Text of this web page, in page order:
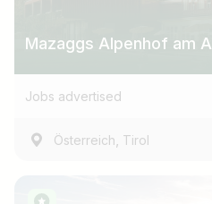
Mazaggs Alpenhof am
Jobs advertised
Österreich, Tirol